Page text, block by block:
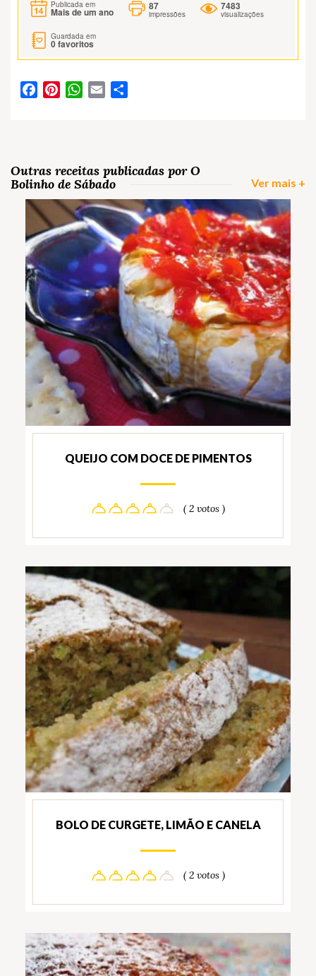
Publicada em
Mais de um ano
87
impressões
7483
visualizações
Guardada em
0favoritos
FacebookPinterestWhatsApp
Email
Outras receitas publicadas por O
Bolinho de Sábado
Ver mais +
QUEIJO COM DOCE DE PIMENTOS
( 2 votos )
BOLO DE CURGETE, LIMÃO E CANELA
( 2 votos )